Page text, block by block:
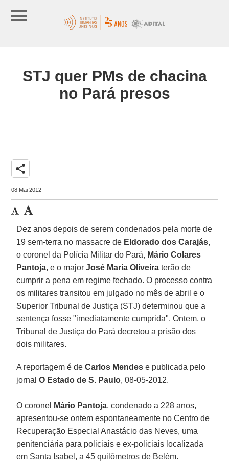
STJ quer PMs de chacina
no Pará presos
share
08 Mai 2012
Dez anos depois de serem condenados pela morte de
19 sem-terra no massacre de Eldorado dos Carajás,
o coronel da Polícia Militar do Pará, Mário Colares
Pantoja, e o majorJosé Maria Oliveira terão de
cumprir a pena em regime fechado. O processo contra
os militares transitou em julgado no mês de abril e o
Superior Tribunal de Justiça (STJ) determinou que a
sentença fosse "imediatamente cumprida". Ontem, o
Tribunal de Justiça do Pará decretou a prisão dos
dois militares.
A reportagem é deCarlos Mendes e publicada pelo
jornalO Estado de S. Paulo, 08-05-2012.
O coronel Mário Pantoja, condenado a 228 anos,
apresentou-se ontem espontaneamente no Centro de
Recuperação Especial Anastácio das Neves, uma
penitenciária para policiais e ex-policiais localizada
em Santa Isabel, a 45 quilômetros de Belém.